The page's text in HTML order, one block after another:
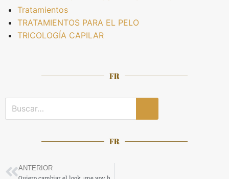
Tratamientos
TRATAMIENTOS PARA EL PELO
TRICOLOGÍA CAPILAR
FR
FR
ANTERIOR